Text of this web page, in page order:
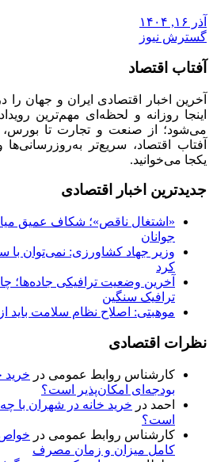
آذر ۱۶, ۱۴۰۴
گسترش نیوز
آفتاب اقتصاد
آخرین اخبار اقتصادی ایران و جهان را
اینجا روزانه و لحظه‌ای مهم‌ترین
می‌شود؛ از صنعت و تجارت تا بورس،
آفتاب اقتصاد، سریع‌تر به‌روزرسانی‌ها
یکجا می‌خوانید.
جدیدترین اخبار اقتصادی
«اشتغال ناقص»؛ شکاف عمیق
جوانان
وزیر جهاد کشاورزی: نمی‌توان با
کرد
آخرین وضعیت ترافیکی جاده‌ها؛
ترافیک سنگین
موهبتی: اصلاح نظام سلامت باید
نظرات اقتصادی
کارشناس روابط عمومی در خرید
بودجه‌ای امکان‌پذیر است؟
احمد در خرید خانه در شهران با
است؟
کارشناس روابط عمومی در خواص
کامل میزان و زمان مصرف